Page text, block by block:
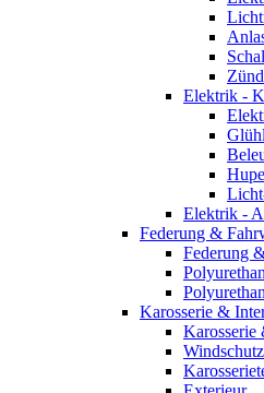
Elektrik -
Hupe
Elektrik -
Federung &
Federung
Karosserie &
Karosserie